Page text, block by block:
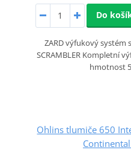
Do
ZARD výfukový systém
SCRAMBLER Kompletní
hmotnost
Ohlins tlumiče 650